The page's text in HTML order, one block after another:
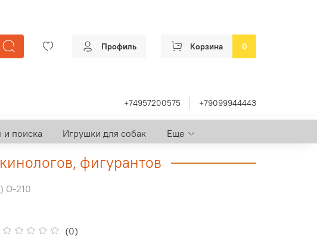
Профиль Корзина 0
+74957200575 +79099944443
и поиска Игрушки для собак Еще
фигурантов
О-210
(0)